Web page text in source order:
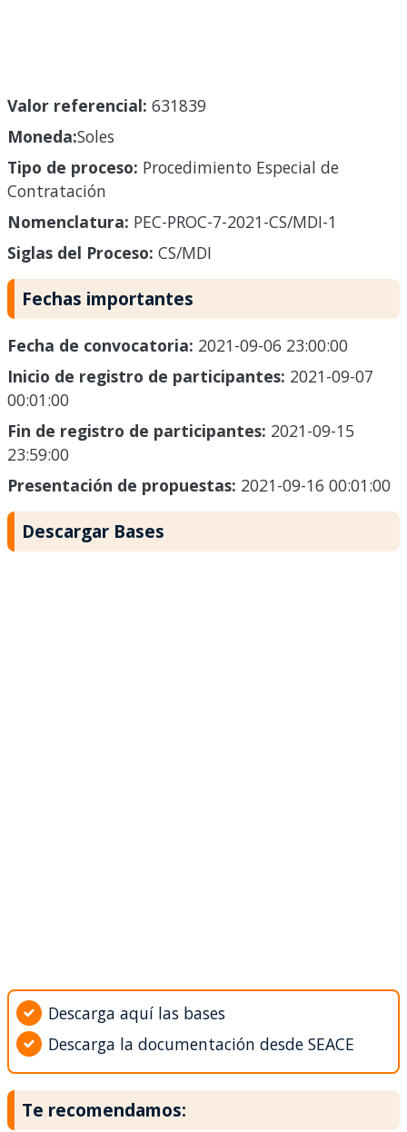
Valor referencial: 631839
Moneda:Soles
Tipo de proceso: Procedimiento Especial de
Contratación
Nomenclatura: PEC-PROC-7-2021-CS/MDI-1
Siglas del Proceso: CS/MDI
Fechas importantes
Fecha de convocatoria: 2021-09-06 23:00:00
Inicio de registro de participantes: 2021-09-07
00:01:00
Fin de registro de participantes: 2021-09-15
23:59:00
Presentación de propuestas: 2021-09-16 00:01:00
Descargar Bases
Descarga aquí las bases
Descarga la documentación desde SEACE
Te recomendamos: